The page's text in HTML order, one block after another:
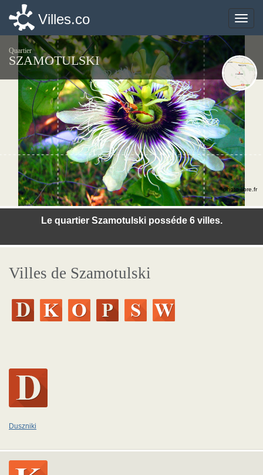
Toggle
Villes.co
Quartier
SZAMOTULSKI
Le quartier Szamotulski posséde 6 villes.
©photo-libre.fr
Villes de Szamotulski
Duszniki
Toggle
Villes.co